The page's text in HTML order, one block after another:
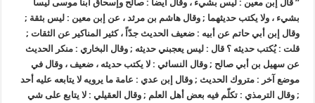
” قال إبن معين : ليس بشيء ، وقال أيضاً : صالح وإسحاق ابنا موسى ليسا
بشيء ، ولا يكتب حديثهما ; وقال هاشم بن مرثد ، عن إبن معين : ليس بثقة ;
وقال إبن أبي حاتم عن أبيه : ضعيف الحديث جدّاً ، كثير المناكير عن الثقات ;
قلت : يُكتب حديثه ؟ قال : ليس يعجبني حديثه ; وقال البخاري : منكر الحديث
عن سهيل بن أبي صالح ; وقال النسائي : لا يكتب حديثه ، ضعيف ، وقال في
موضع آخر : متروك الحديث ; وقال إبن عدي : عامة ما يرويه لا يتابعه عليه أحد
; وقال الترمذي : تكلّم فيه بعض أهل العلم ; وقال العقيلي : لا يتابع على شي